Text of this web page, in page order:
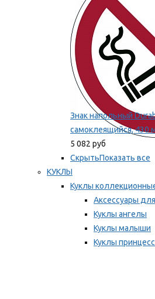
Знак напольный
самоклеящийся, 430
5 082 руб
СкрытьПоказать все
КУКЛЫ
Куклы
Аксессуары
Куклы ангелы
Куклы малыши
Куклы